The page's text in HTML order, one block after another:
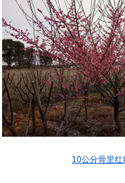
10公分骨里红